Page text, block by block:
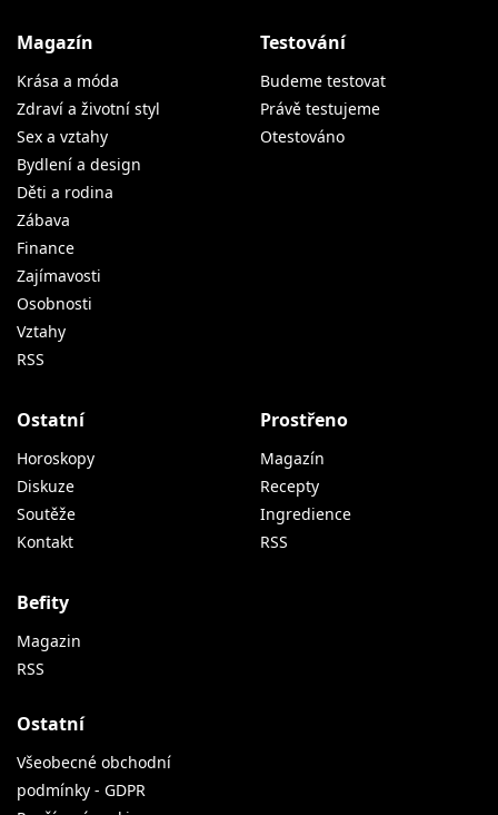
Magazín
Krása a móda
Zdraví a životní styl
Sex a vztahy
Bydlení a design
Děti a rodina
Zábava
Finance
Zajímavosti
Osobnosti
Vztahy
RSS
Testování
Budeme testovat
Právě testujeme
Otestováno
Ostatní
Horoskopy
Diskuze
Soutěže
Kontakt
Prostřeno
Magazín
Recepty
Ingredience
RSS
Befity
Magazin
RSS
Ostatní
Všeobecné obchodní
podmínky - GDPR